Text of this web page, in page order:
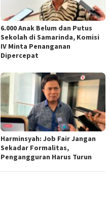
6.000 Anak Belum dan Putus
Sekolah di Samarinda, Komisi
IV Minta Penanganan
Dipercepat
Harminsyah: Job Fair Jangan
Sekadar Formalitas,
Pengangguran Harus Turun